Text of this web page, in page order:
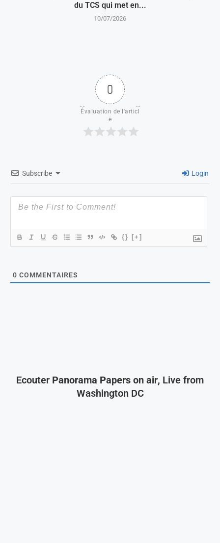
du TCS qui met en...
10/07/2026
0
Évaluation de l'articl
e
Subscribe Login
{} [+]
0 COMMENTAIRES
Ecouter Panorama Papers on air, Live from
Washington DC